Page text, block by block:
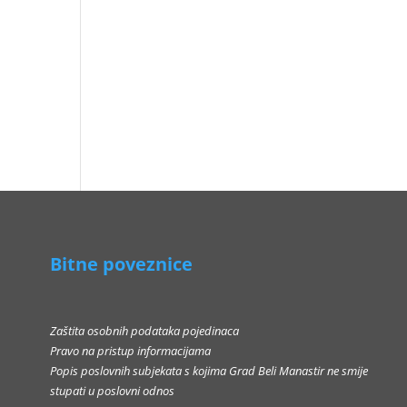
Bitne poveznice
Zaštita osobnih podataka pojedinaca
Pravo na pristup informacijama
Popis poslovnih subjekata s kojima Grad Beli Manastir ne smije
stupati u poslovni odnos